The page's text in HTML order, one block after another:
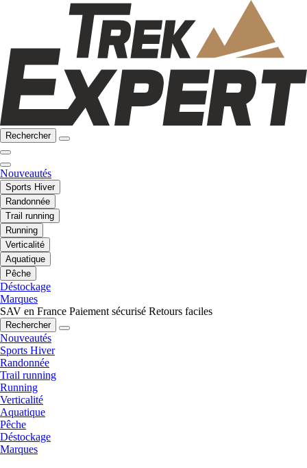
Rechercher
Nouveautés
Sports Hiver
Randonnée
Trail running
Running
Verticalité
Aquatique
Pêche
Déstockage
Marques
SAV en France Paiement sécurisé Retours faciles
Rechercher
Nouveautés
Sports Hiver
Randonnée
Trail running
Running
Verticalité
Aquatique
Pêche
Déstockage
Marques